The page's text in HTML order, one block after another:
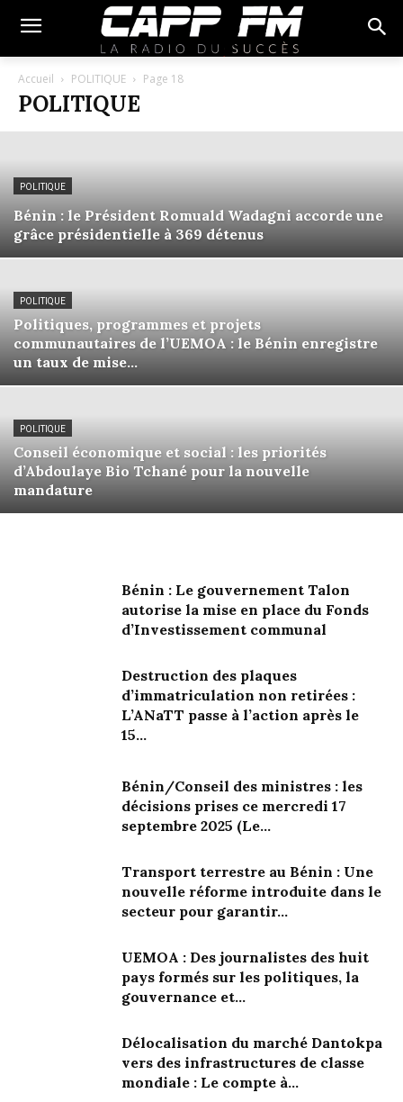
Accueil POLITIQUE Page 18
POLITIQUE
POLITIQUE
Bénin : le Président Romuald Wadagni accorde une
grâce présidentielle à 369 détenus
POLITIQUE
Politiques, programmes et projets
communautaires de l’UEMOA : le Bénin enregistre
un taux de mise...
POLITIQUE
Conseil économique et social : les priorités
d’Abdoulaye Bio Tchané pour la nouvelle
mandature
Bénin : Le gouvernement Talon
autorise la mise en place du Fonds
d’Investissement communal
Destruction des plaques
d’immatriculation non retirées :
L’ANaTT passe à l’action après le
15...
Bénin/Conseil des ministres : les
décisions prises ce mercredi 17
septembre 2025 (Le...
Transport terrestre au Bénin : Une
nouvelle réforme introduite dans le
secteur pour garantir...
UEMOA : Des journalistes des huit
pays formés sur les politiques, la
gouvernance et...
Délocalisation du marché Dantokpa
vers des infrastructures de classe
mondiale : Le compte à...